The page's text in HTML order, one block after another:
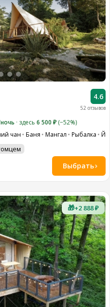
52 отзывов
4.6
· здесь 6 500 ₽ (−52%)
чан Баня Мангал Рыбалка
Выбрать
🎁+2 888 ₽